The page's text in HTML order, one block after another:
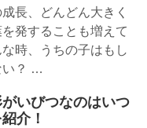
長、どんどん大きく
発することも増えて
時、うちの子はもし
い？ …
いびつなのはいつ
介！